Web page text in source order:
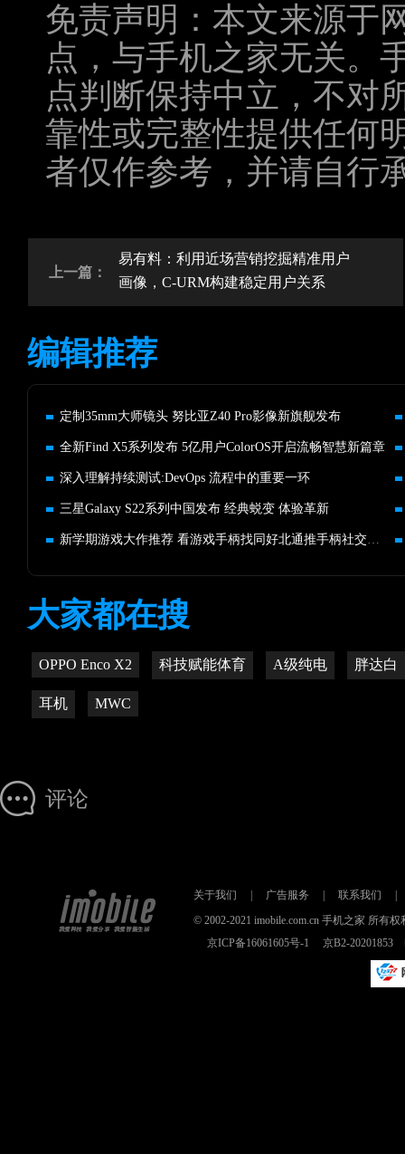
免责声明：本文来源于
点，与手机之家无关。
点判断保持中立，不对
靠性或完整性提供任何
者仅作参考，并请自行
上一篇：
易有料：利用近场营销挖掘精准用户
画像，C-URM构建稳定用户关系
编辑推荐
定制35mm大师镜头 努比亚Z40 Pro影像新旗舰发布
全新Find X5系列发布 5亿用户ColorOS开启流畅智慧新篇章
深入理解持续测试:DevOps 流程中的重要一环
三星Galaxy S22系列中国发布 经典蜕变 体验革新
新学期游戏大作推荐 看游戏手柄找同好北通推手柄社交新概念
大家都在搜
OPPO Enco X2 科技赋能体育 A级纯电 胖达白
耳机 MWC
评论
关于我们 广告服务 联系我们
© 2002-2021 imobile.com.cn 手机之家 所有
京ICP备16061605号-1
京B2-20201853